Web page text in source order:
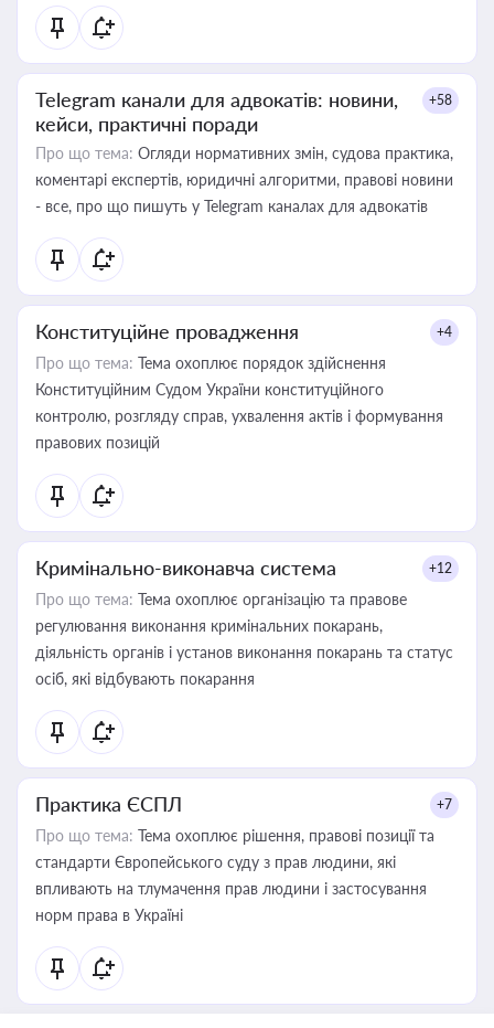
Telegram канали для адвокатів: новини,
кейси, практичні поради
+58
Про що тема: Огляди нормативних змін, судова практика,
коментарі експертів, юридичні алгоритми, правові новини
- все, про що пишуть у Telegram каналах для адвокатів
Конституційне провадження +4
Про що тема: Тема охоплює порядок здійснення
Конституційним Судом України конституційного
контролю, розгляду справ, ухвалення актів і формування
правових позицій
Кримінально-виконавча система +12
Про що тема: Тема охоплює організацію та правове
регулювання виконання кримінальних покарань,
діяльність органів і установ виконання покарань та статус
осіб, які відбувають покарання
Практика ЄСПЛ +7
Про що тема: Тема охоплює рішення, правові позиції та
стандарти Європейського суду з прав людини, які
впливають на тлумачення прав людини і застосування
норм права в Україні